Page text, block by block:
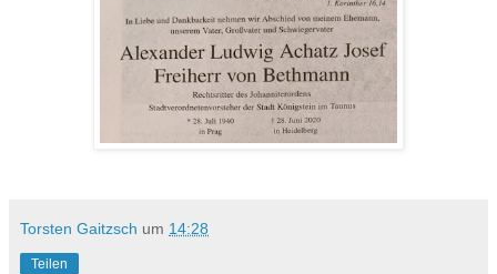
Torsten Gaitzsch um 14:28
Teilen